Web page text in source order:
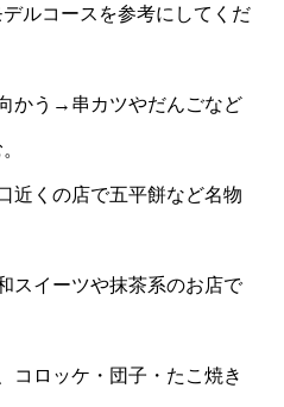
ルコースを参考にしてくだ
かう→串カツやだんごなど
近くの店で五平餅など名物
スイーツや抹茶系のお店で
コロッケ・団子・たこ焼き